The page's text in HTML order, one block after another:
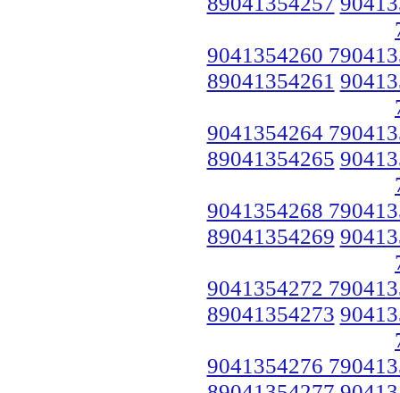
9041354260
89041354261
9041354264
89041354265
9041354268
89041354269
9041354272
89041354273
9041354276